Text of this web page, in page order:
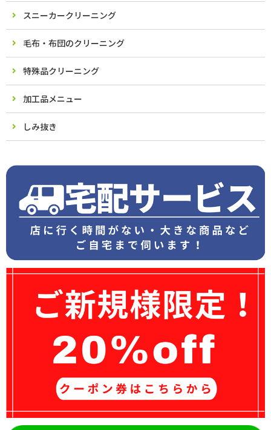
スニーカークリーニング
毛布・布団のクリーニング
特殊品クリーニング
加工品メニュー
しみ抜き